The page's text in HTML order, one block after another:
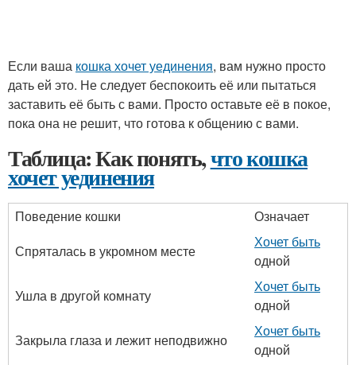
Если ваша кошка хочет уединения, вам нужно просто
дать ей это. Не следует беспокоить её или пытаться
заставить её быть с вами. Просто оставьте её в покое,
пока она не решит, что готова к общению с вами.
Таблица: Как понять,что кошка
хочет уединения
Поведение кошки
Означает
Спряталась в укромном месте
Хочет быть
одной
Ушла в другой комнату
Хочет быть
одной
Закрыла глаза и лежит неподвижно
Хочет быть
одной